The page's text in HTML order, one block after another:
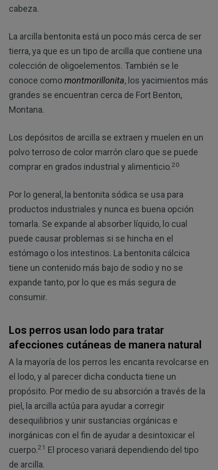
cabeza.
La arcilla bentonita está un poco más cerca de ser
tierra, ya que es un tipo de arcilla que contiene una
colección de oligoelementos. También se le
conoce comomontmorillonita, los yacimientos más
grandes se encuentran cerca de Fort Benton,
Montana.
Los depósitos de arcilla se extraen y muelen en un
polvo terroso de color marrón claro que se puede
comprar en grados industrial y alimenticio.20
Por lo general, la bentonita sódica se usa para
productos industriales y nunca es buena opción
tomarla. Se expande al absorber líquido, lo cual
puede causar problemas si se hincha en el
estómago o los intestinos. La bentonita cálcica
tiene un contenido más bajo de sodio y no se
expande tanto, por lo que es más segura de
consumir.
Los perros usan lodo para tratar
afecciones cutáneas de manera natural
A la mayoría de los perros les encanta revolcarse en
el lodo, y al parecer dicha conducta tiene un
propósito. Por medio de su absorción a través de la
piel, la arcilla actúa para ayudar a corregir
desequilibrios y unir sustancias orgánicas e
inorgánicas con el fin de ayudar a desintoxicar el
cuerpo.21 El proceso variará dependiendo del tipo
de arcilla.